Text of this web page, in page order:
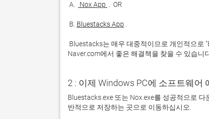
A. Nox App
B. Bluestacks App
Naver.com에서 좋은 해결책을 찾을 수 있습니
2 : 이제 Windows PC에 소프트웨어
Bluestacks.exe 또는 Nox.exe를 성공적으로